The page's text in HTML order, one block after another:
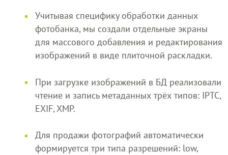
Учитывая специфику обработки данных
фотобанка, мы создали отдельные экраны
для массового добавления и редактирования
изображений в виде плиточной раскладки.
При загрузке изображений в БД реализовали
чтение и запись метаданных трёх типов: IPTC,
EXIF, XMP.
Для продажи фотографий автоматически
формируется три типа разрешений: low,